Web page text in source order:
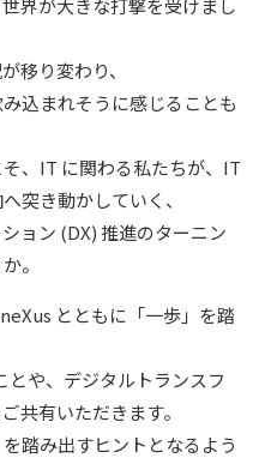
界が大きな打撃を受けまし
移り変わり、
込まれそうに感じることも
、IT に関わる私たちが、IT
突き動かしていく、
ョン (DX) 推進のターニン
。
とともに「一歩」を踏
とや、デジタルトランスフ
共有いただきます。
踏み出すヒントとなるよう